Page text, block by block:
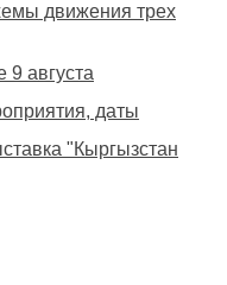
движения трех
августа
даты
"Кыргызстан